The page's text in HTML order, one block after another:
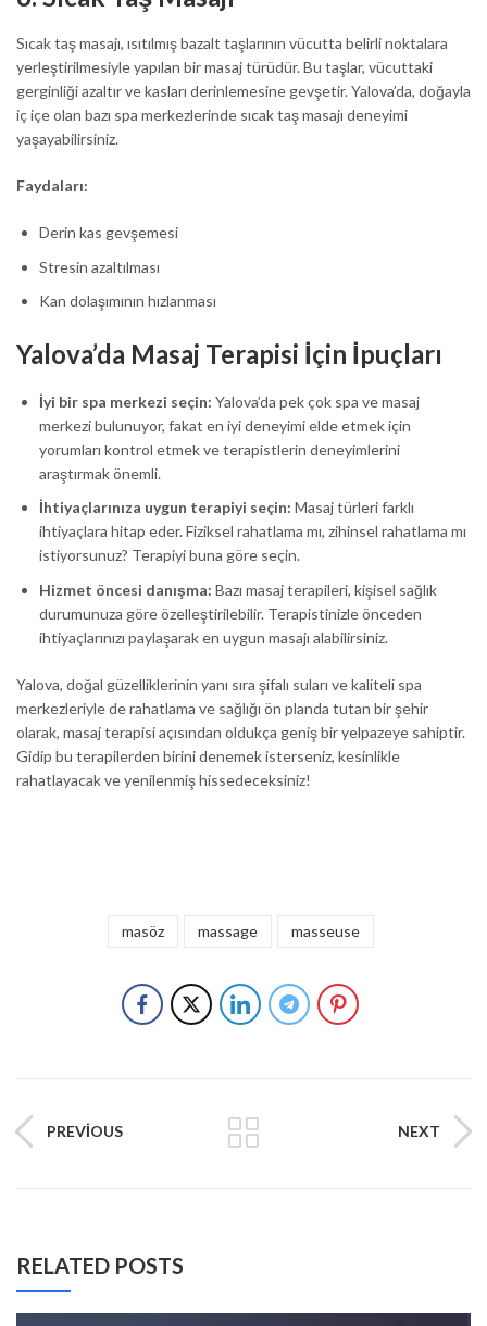
Sıcak taş masajı, ısıtılmış bazalt taşlarının vücutta belirli noktalara
yerleştirilmesiyle yapılan bir masaj türüdür. Bu taşlar, vücuttaki
gerginliği azaltır ve kasları derinlemesine gevşetir. Yalova’da, doğayla
iç içe olan bazı spa merkezlerinde sıcak taş masajı deneyimi
yaşayabilirsiniz.
Faydaları:
Derin kas gevşemesi
Stresin azaltılması
Kan dolaşımının hızlanması
Yalova’da Masaj Terapisi İçin İpuçları
İyi bir spa merkezi seçin: Yalova’da pek çok spa ve masaj
merkezi bulunuyor, fakat en iyi deneyimi elde etmek için
yorumları kontrol etmek ve terapistlerin deneyimlerini
araştırmak önemli.
İhtiyaçlarınıza uygun terapiyi seçin: Masaj türleri farklı
ihtiyaçlara hitap eder. Fiziksel rahatlama mı, zihinsel rahatlama mı
istiyorsunuz? Terapiyi buna göre seçin.
Hizmet öncesi danışma: Bazı masaj terapileri, kişisel sağlık
durumunuza göre özelleştirilebilir. Terapistinizle önceden
ihtiyaçlarınızı paylaşarak en uygun masajı alabilirsiniz.
Yalova, doğal güzelliklerinin yanı sıra şifalı suları ve kaliteli spa
merkezleriyle de rahatlama ve sağlığı ön planda tutan bir şehir
olarak, masaj terapisi açısından oldukça geniş bir yelpazeye sahiptir.
Gidip bu terapilerden birini denemek isterseniz, kesinlikle
rahatlayacak ve yenilenmiş hissedeceksiniz!
masöz massage masseuse
PREVIOUS NEXT
RELATED POSTS